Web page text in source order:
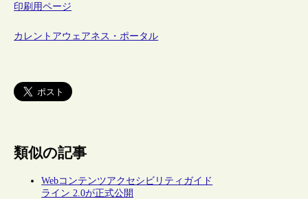
印刷用ページ
カレントアウェアネス・ポータル
類似の記事
Webコンテンツアクセシビリティガイド
ライン 2.0が正式公開